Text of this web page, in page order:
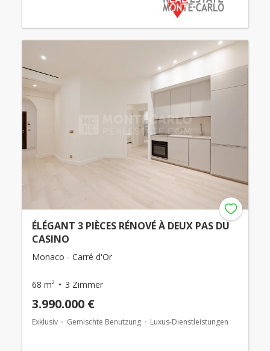
ÉLÉGANT 3 PIÈCES RÉNOVÉ À DEUX PAS DU
CASINO
Monaco - Carré d'Or
68 m² 3 Zimmer
3.990.000 €
Exklusiv Gemischte Benutzung Luxus-Dienstleistungen